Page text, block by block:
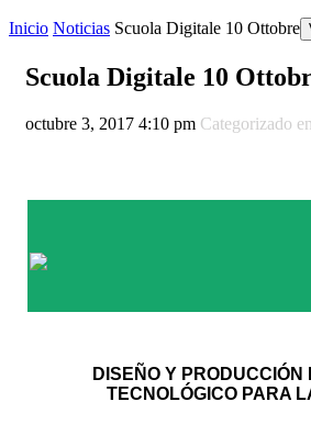
Inicio Noticias Scuola Digitale 10 Ottobre
Scuola Digitale 10
octubre 3, 2017 4:10 pm Categorizado
DISEÑO Y PRODUCCIÓN
TECNOLÓGICO PARA